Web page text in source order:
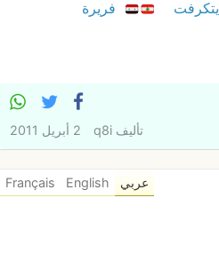
يتكرفت
فريرة
تأليفq8i 2 أبريل 2011
عربي English
Français